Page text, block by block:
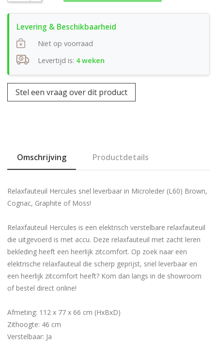
Niet op voorraad
Levertijd is: 4 weken
Stel een vraag over dit product
Omschrijving Productdetails
Relaxfauteuil Hercules snel leverbaar in Microleder (L60) Brown,
Cognac, Graphite of Moss!
Relaxfauteuil Hercules is een elektrisch verstelbare relaxfauteuil
die uitgevoerd is met accu. Deze relaxfauteuil met zacht leren
bekleding heeft een heerlijk zitcomfort. Op zoek naar een
elektrische relaxfauteuil die scherp geprijst, snel leverbaar en
een heerlijk zitcomfort heeft? Kom dan langs in de showroom
of bestel direct online!
Afmeting: 112 x 77 x 66 cm (HxBxD)
Zithoogte: 46 cm
Verstelbaar: Ja